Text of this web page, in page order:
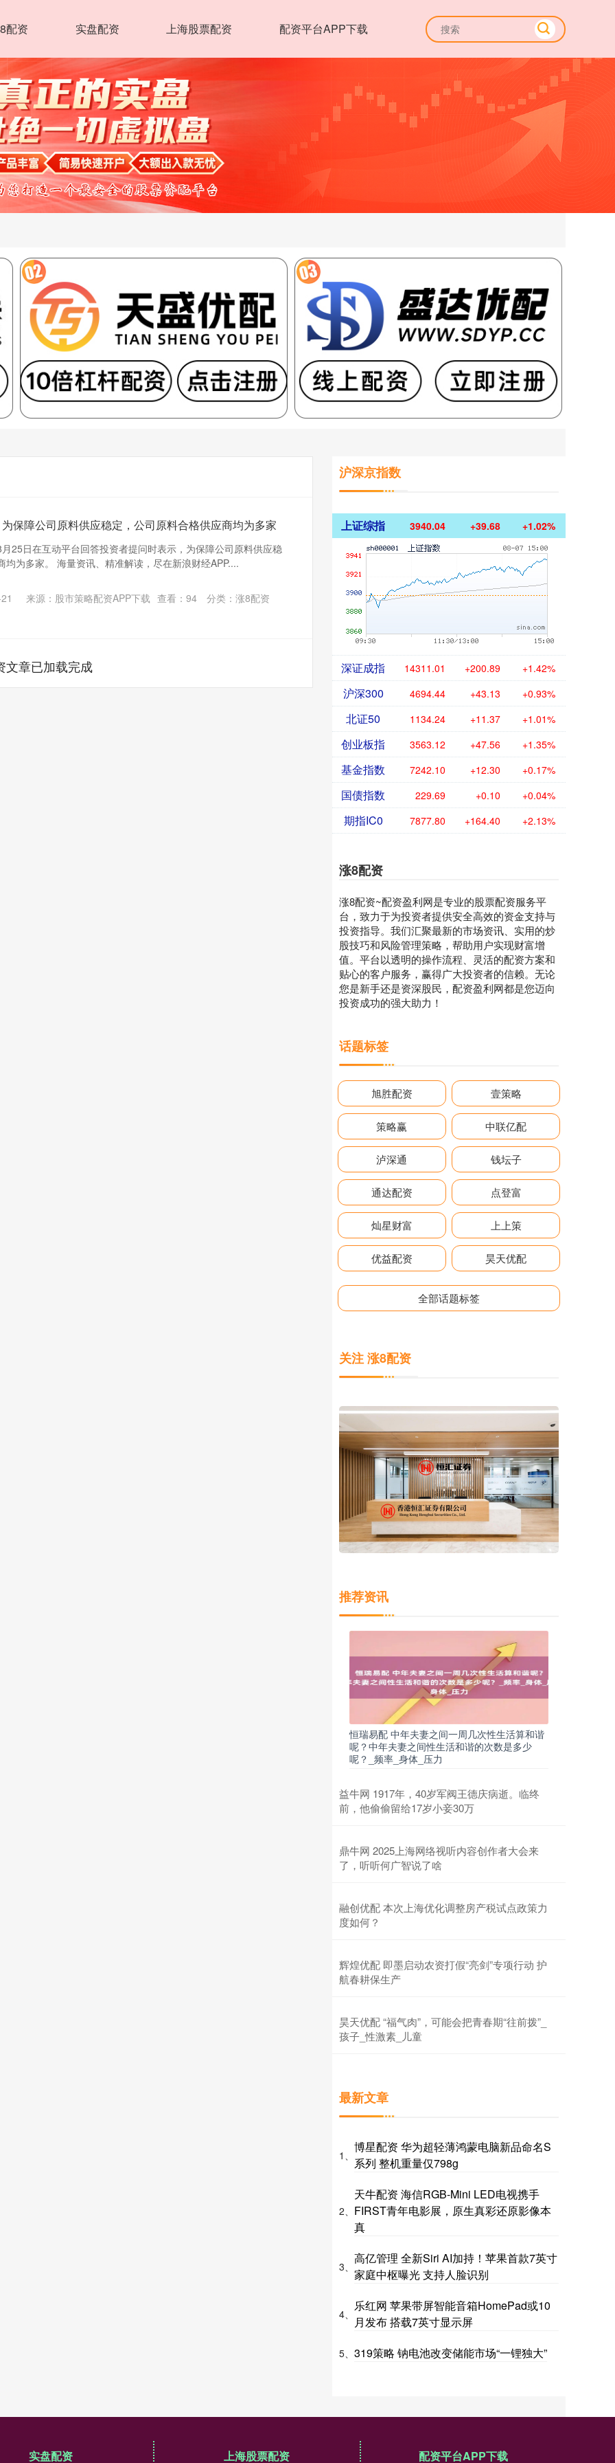
配资 实盘配资 上海股票配资 配资平台APP下载
保障公司原料供应稳定，公司原料合格供应商均为多家
25日在互动平台回答投资者提问时表示，为保障公司原料供应稳
均为多家。 海量资讯、精准解读，尽在新浪财经APP....
来源：股市策略配资APP下载 查看： 94 分类： 涨8配资
文章已加载完成
沪深京指数
上证综指 3940.04 +39.68 +1.02%
深证成指 14311.01 +200.89 +1.42%
沪深300 4694.44 +43.13 +0.93%
北证50 1134.24 +11.37 +1.01%
创业板指 3563.12 +47.56 +1.35%
基金指数 7242.10 +12.30 +0.17%
国债指数 229.69 +0.10 +0.04%
期指IC0 7877.80 +164.40 +2.13%
涨8配资
涨8配资~配资盈利网是专业的股票配资服务平
台，致力于为投资者提供安全高效的资金支持与
投资指导。我们汇聚最新的市场资讯、实用的炒
股技巧和风险管理策略，帮助用户实现财富增
值。平台以透明的操作流程、灵活的配资方案和
贴心的客户服务，赢得广大投资者的信赖。无论
您是新手还是资深股民，配资盈利网都是您迈向
投资成功的强大助力！
话题标签
旭胜配资 壹策略
策略赢 中联亿配
泸深通 钱坛子
通达配资 点登富
灿星财富 上上策
优益配资 昊天优配
全部话题标签
关注 涨8配资
推荐资讯
恒瑞易配 中年夫妻之间一周几次性生活算和谐
呢？中年夫妻之间性生活和谐的次数是多少
呢？_频率_身体_压力
益牛网 1917年，40岁军阀王德庆病逝。临终
前，他偷偷留给17岁小妾30万
鼎牛网 2025上海网络视听内容创作者大会来
了，听听何广智说了啥
融创优配 本次上海优化调整房产税试点政策力
度如何？
辉煌优配 即墨启动农资打假“亮剑”专项行动 护
航春耕保生产
昊天优配 “福气肉”，可能会把青春期“往前拨”_
孩子_性激素_儿童
最新文章
1、
博星配资 华为超轻薄鸿蒙电脑新品命名S
系列 整机重量仅798g
2、
天牛配资 海信RGB-Mini LED电视携手
FIRST青年电影展，原生真彩还原影像本
真
3、
高亿管理 全新Siri AI加持！苹果首款7英寸
家庭中枢曝光 支持人脸识别
4、
乐红网 苹果带屏智能音箱HomePad或10
月发布 搭载7英寸显示屏
5、 319策略 钠电池改变储能市场“一锂独大”
实盘配资 上海股票配资 配资平台APP下载